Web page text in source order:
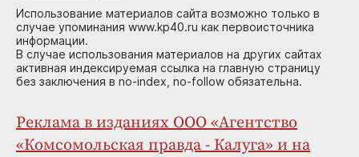
Использование материалов сайта возможно только в
случае упоминания www.kp40.ru как первоисточника
информации.
В случае использования материалов на других сайтах
активная индексируемая ссылка на главную страницу
без заключения в no-index, no-follow обязательна.
Реклама в изданиях ООО «Агентство
«Комсомольская правда - Калуга» и на